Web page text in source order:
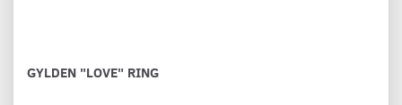
GYLDEN "LOVE" RING